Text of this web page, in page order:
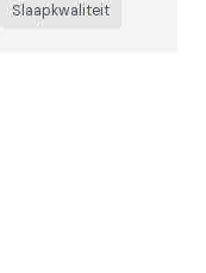
Slaapkwaliteit